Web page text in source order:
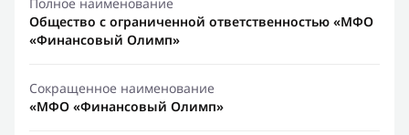
Общество с ограниченной ответственностью «МФО
«Финансовый Олимп»
Сокращенное наименование
«МФО «Финансовый Олимп»